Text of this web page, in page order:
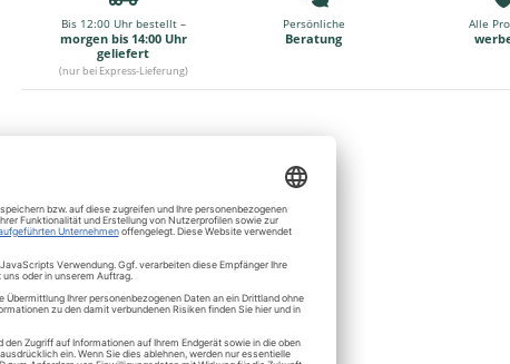
Bis 12:00 Uhr bestellt –
morgen bis 14:00 Uhr
geliefert
(nur bei Express-Lieferung)
Persönliche
Beratung
Alle